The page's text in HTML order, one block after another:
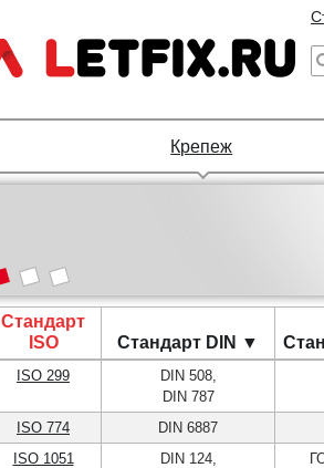
Крепеж
Стандарт
ISO
Стандарт DIN ▼
ISO 299
DIN 508,
DIN 787
ISO 774
DIN 6887
ISO 1051
DIN 124,